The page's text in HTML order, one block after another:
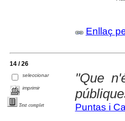
Enllaç
14 / 26
seleccionar
imprimir
Text complet
"Que
Puntas i